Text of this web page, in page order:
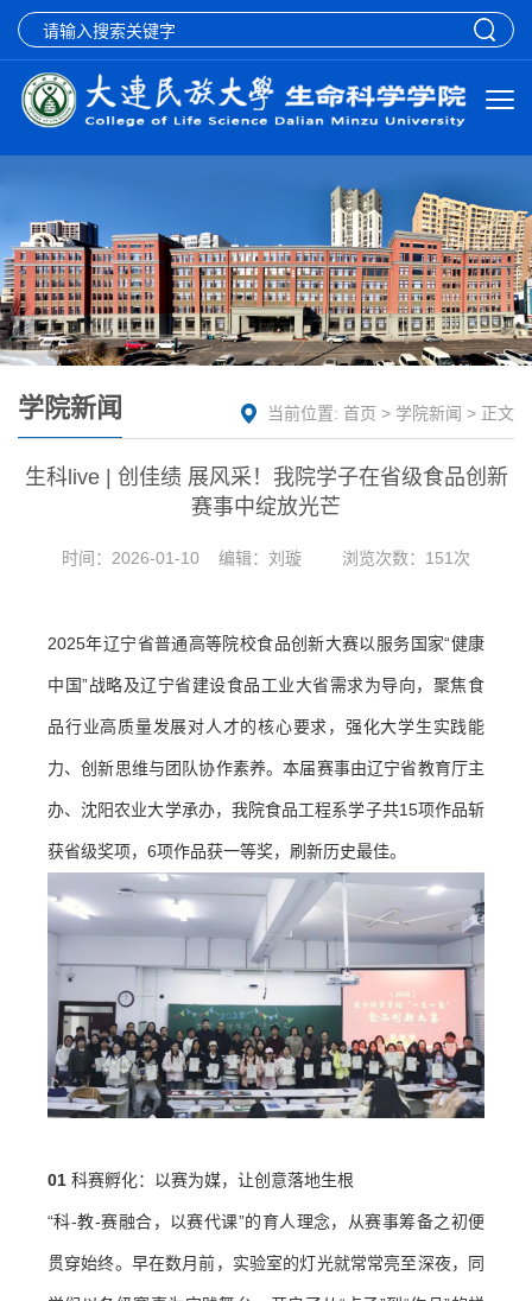
学院新闻 当前位置: 首页 > 学院新闻 > 正文
生科live | 创佳绩 展风采！我院学子在省级食品创新
赛事中绽放光芒
时间：2026-01-10 编辑：刘璇 浏览次数： 151次
2025年辽宁省普通高等院校食品创新大赛以服务国家“健康
中国”战略及辽宁省建设食品工业大省需求为导向，聚焦食
品行业高质量发展对人才的核心要求，强化大学生实践能
力、创新思维与团队协作素养。本届赛事由辽宁省教育厅主
办、沈阳农业大学承办，我院食品工程系学子共15项作品斩
获省级奖项，6项作品获一等奖，刷新历史最佳。
01 科赛孵化：以赛为媒，让创意落地生根
“科-教-赛融合，以赛代课”的育人理念，从赛事筹备之初便
贯穿始终。早在数月前，实验室的灯光就常常亮至深夜，同